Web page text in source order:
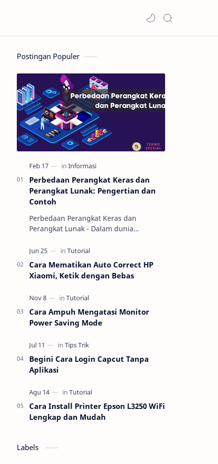
Postingan Populer
Perbedaan Perangkat Keras dan
Perangkat Lunak: Pengertian dan
Contoh
Perbedaan Perangkat Keras dan
Perangkat Lunak - Dalam dunia
perangkat keras (hardware) dan
perangkat lunak (software) m…
Cara Mematikan Auto Correct HP
Xiaomi, Ketik dengan Bebas
Cara Ampuh Mengatasi Monitor
Power Saving Mode
Begini Cara Login Capcut Tanpa
Aplikasi
Cara Install Printer Epson L3250 WiFi
Lengkap dan Mudah
Labels